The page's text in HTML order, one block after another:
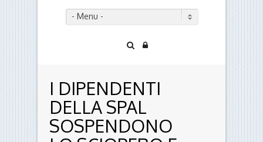
- Menu -
I DIPENDENTI
DELLA SPAL
SOSPENDONO